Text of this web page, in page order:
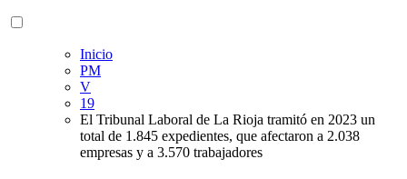
Inicio
PM
V
19
El Tribunal Laboral de La Rioja tramitó en 2023 un
total de 1.845 expedientes, que afectaron a 2.038
empresas y a 3.570 trabajadores